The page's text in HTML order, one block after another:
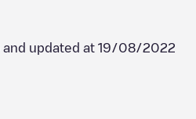
and updated at 19/08/2022